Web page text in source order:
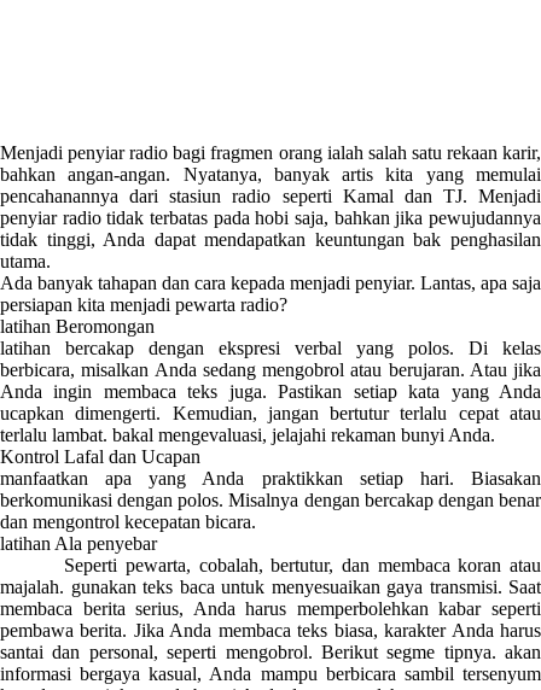
Menjadi penyiar radio bagi fragmen orang ialah salah satu rekaan karir,
bahkan angan-angan. Nyatanya, banyak artis kita yang memulai
pencahanannya dari stasiun radio seperti Kamal dan TJ. Menjadi
penyiar radio tidak terbatas pada hobi saja, bahkan jika pewujudannya
tidak tinggi, Anda dapat mendapatkan keuntungan bak penghasilan
utama.
Ada banyak tahapan dan cara kepada menjadi penyiar. Lantas, apa saja
persiapan kita menjadi pewarta radio?
latihan Beromongan
latihan bercakap dengan ekspresi verbal yang polos. Di kelas
berbicara, misalkan Anda sedang mengobrol atau berujaran. Atau jika
Anda ingin membaca teks juga. Pastikan setiap kata yang Anda
ucapkan dimengerti. Kemudian, jangan bertutur terlalu cepat atau
terlalu lambat. bakal mengevaluasi, jelajahi rekaman bunyi Anda.
Kontrol Lafal dan Ucapan
manfaatkan apa yang Anda praktikkan setiap hari. Biasakan
berkomunikasi dengan polos. Misalnya dengan bercakap dengan benar
dan mengontrol kecepatan bicara.
latihan Ala penyebar
Seperti pewarta, cobalah, bertutur, dan membaca koran atau
majalah. gunakan teks baca untuk menyesuaikan gaya transmisi. Saat
membaca berita serius, Anda harus memperbolehkan kabar seperti
pembawa berita. Jika Anda membaca teks biasa, karakter Anda harus
santai dan personal, seperti mengobrol. Berikut segme tipnya. akan
informasi bergaya kasual, Anda mampu berbicara sambil tersenyum